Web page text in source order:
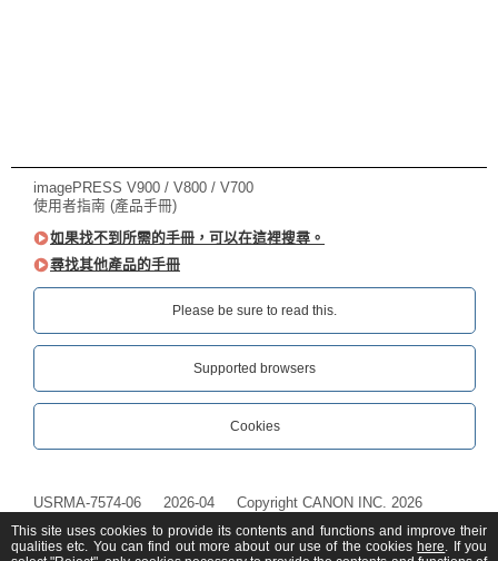
imagePRESS V900 / V800 / V700
使用者指南 (產品手冊)
如果找不到所需的手冊，可以在這裡搜尋。
尋找其他產品的手冊
Please be sure to read this.‎
Supported browsers
Cookies
USRMA-7574-06 2026-04 Copyright CANON INC. 2026
This site uses cookies to provide its contents and functions and improve their
qualities etc. You can find out more about our use of the cookies here. If you